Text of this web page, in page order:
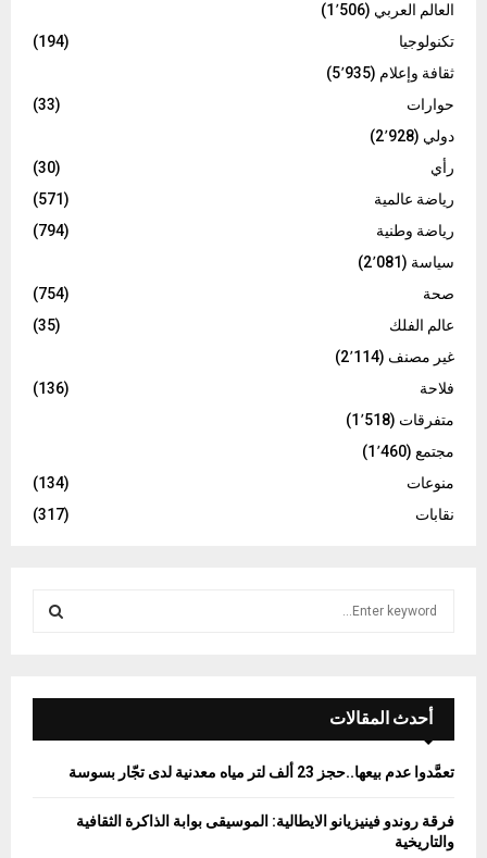
العالم العربي (1٬506)
تكنولوجيا
(194)
ثقافة وإعلام (5٬935)
حوارات
(33)
دولي (2٬928)
رأي
(30)
رياضة عالمية
(571)
رياضة وطنية
(794)
سياسة (2٬081)
صحة
(754)
عالم الفلك
(35)
غير مصنف (2٬114)
فلاحة
(136)
متفرقات (1٬518)
مجتمع (1٬460)
منوعات
(134)
نقابات
(317)
f
r
E
A
أحدث المقالات
تعمَّدوا عدم بيعها..حجز 23 ألف لتر مياه معدنية لدى تجّار بسوسة
فرقة روندو فينيزيانو الايطالية: الموسيقى بوابة الذاكرة الثقافية
والتاريخية